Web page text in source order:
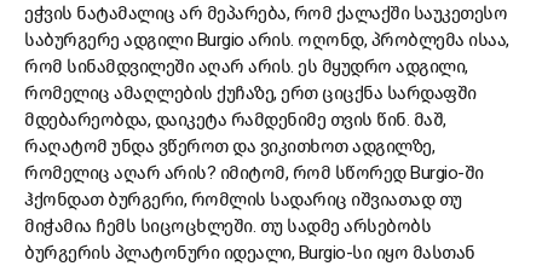
ეჭვის ნატამალიც არ მეპარება, რომ ქალაქში საუკეთესო
საბურგერე ადგილი Burgio არის. ოღონდ, პრობლემა ისაა,
რომ სინამდვილეში აღარ არის. ეს მყუდრო ადგილი,
რომელიც ამაღლების ქუჩაზე, ერთ ციცქნა სარდაფში
მდებარეობდა, დაიკეტა რამდენიმე თვის წინ. მაშ,
რაღატომ უნდა ვწეროთ და ვიკითხოთ ადგილზე,
რომელიც აღარ არის? იმიტომ, რომ სწორედ Burgio-ში
ჰქონდათ ბურგერი, რომლის სადარიც იშვიათად თუ
მიჭამია ჩემს სიცოცხლეში. თუ სადმე არსებობს
ბურგერის პლატონური იდეალი, Burgio-სი იყო მასთან